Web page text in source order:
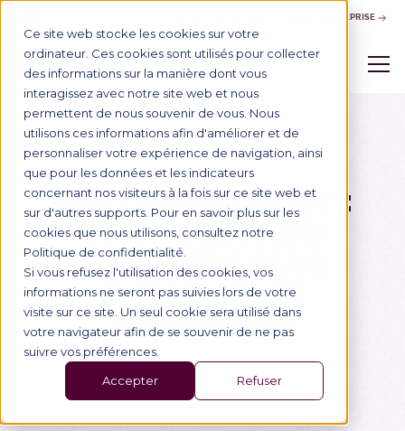
Ce site web stocke les cookies sur votre
ordinateur. Ces cookies sont utilisés pour collecter
des informations sur la manière dont vous
interagissez avec notre site web et nous
permettent de nous souvenir de vous. Nous
utilisons ces informations afin d'améliorer et de
personnaliser votre expérience de navigation, ainsi
que pour les données et les indicateurs
concernant nos visiteurs à la fois sur ce site web et
sur d'autres supports. Pour en savoir plus sur les
cookies que nous utilisons, consultez notre
Politique de confidentialité.
Si vous refusez l'utilisation des cookies, vos
informations ne seront pas suivies lors de votre
visite sur ce site. Un seul cookie sera utilisé dans
votre navigateur afin de se souvenir de ne pas
suivre vos préférences.
Accepter Refuser
ESPACE ENTREPRISE
Blog Vie de l'École 13/12/2024
BSB (RE)CONNECT :
UNE 4E ÉDITION
TOUJOURS PLUS
INCLUSIVE ET
INNOVANTE